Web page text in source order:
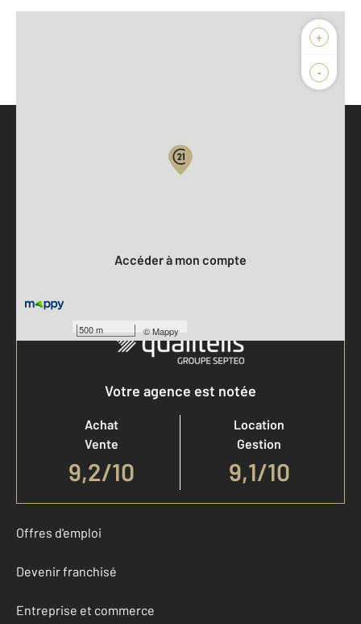
+
-
500 m ©Mappy
Accéder à mon compte
Votre agence est notée
Achat
Vente
9,2/10
Location
Gestion
9,1/10
Offres d'emploi
Devenir franchisé
Entreprise et commerce